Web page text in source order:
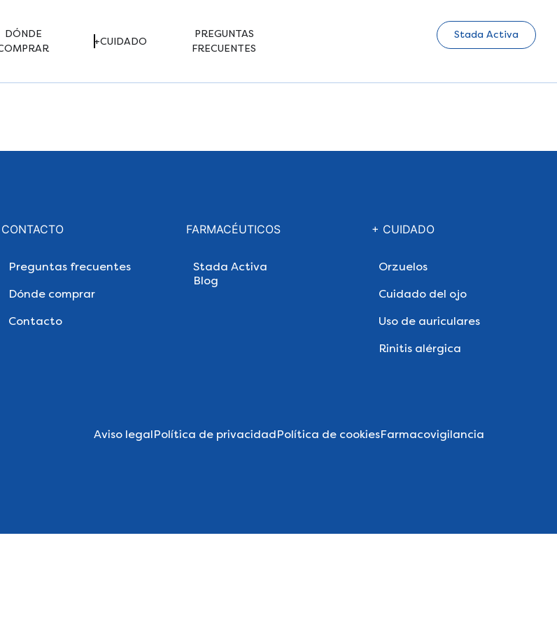
DÓNDE
+CUIDADO
PREGUNTAS
FRECUENTES
Stada Activa
CONTACTO
Preguntas frecuentes
Dónde comprar
Contacto
FARMACÉUTICOS
Stada Activa
Blog
+ CUIDADO
Orzuelos
Cuidado del ojo
Uso de auriculares
Rinitis alérgica
Aviso legalPolítica de privacidadPolítica de cookiesFarmacovigilancia